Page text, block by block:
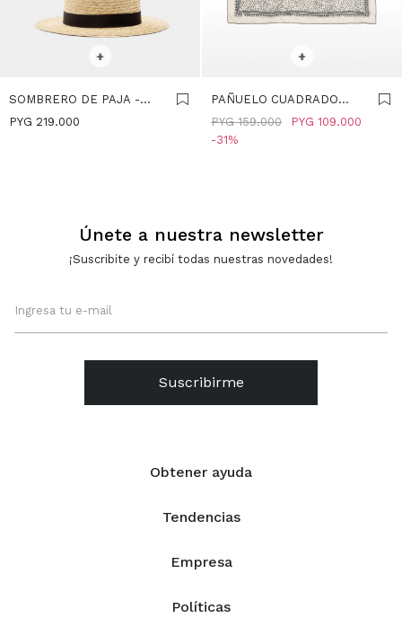
+
SOMBRERO DE PAJA -
CRUDO
PYG 219.000
+
PAÑUELO CUADRADO
100% ALGODÓN - CRUDO
PYG 109.000
PYG 159.000
31
Obtener ayuda
Tendencias
Empresa
Políticas
Únete a nuestra newsletter
¡Suscribite y recibí todas nuestras novedades!
Suscribirme